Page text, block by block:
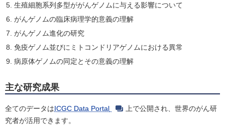
生殖細胞系列多型ががんゲノムに与える影響について
がんゲノムの臨床病理学的意義の理解
がんゲノム進化の研究
免疫ゲノム並びにミトコンドリアゲノムにおける異常
病原体ゲノムの同定とその意義の理解
主な研究成果
全てのデータはICGC Data Portal
上で公開され、世界のがん研
究者が活用できます。